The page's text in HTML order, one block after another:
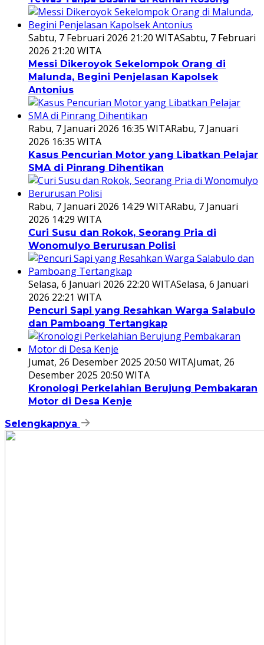
Sabtu, 7 Februari 2026 21:20 WITASabtu, 7 Februari
2026 21:20 WITA
Messi Dikeroyok Sekelompok Orang di
Malunda, Begini Penjelasan Kapolsek
Antonius
Rabu, 7 Januari 2026 16:35 WITARabu, 7 Januari
2026 16:35 WITA
Kasus Pencurian Motor yang Libatkan Pelajar
SMA di Pinrang Dihentikan
Rabu, 7 Januari 2026 14:29 WITARabu, 7 Januari
2026 14:29 WITA
Curi Susu dan Rokok, Seorang Pria di
Wonomulyo Berurusan Polisi
Selasa, 6 Januari 2026 22:20 WITASelasa, 6 Januari
2026 22:21 WITA
Pencuri Sapi yang Resahkan Warga Salabulo
dan Pamboang Tertangkap
Jumat, 26 Desember 2025 20:50 WITAJumat, 26
Desember 2025 20:50 WITA
Kronologi Perkelahian Berujung Pembakaran
Motor di Desa Kenje
Selengkapnya